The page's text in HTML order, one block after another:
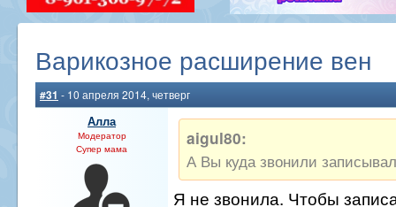
Варикозное расширение вен
#31 - 10 апреля 2014, четверг
Алла
Модератор
Супер мама
aigul80:
А Вы куда звонили
Я не звонила. Чтобы